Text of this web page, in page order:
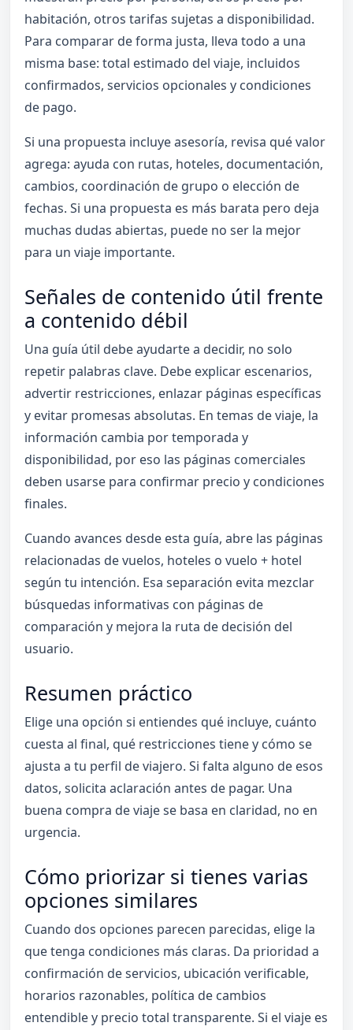
habitación, otros tarifas sujetas a disponibilidad.
Para comparar de forma justa, lleva todo a una
misma base: total estimado del viaje, incluidos
confirmados, servicios opcionales y condiciones
de pago.
Si una propuesta incluye asesoría, revisa qué valor
agrega: ayuda con rutas, hoteles, documentación,
cambios, coordinación de grupo o elección de
fechas. Si una propuesta es más barata pero deja
muchas dudas abiertas, puede no ser la mejor
para un viaje importante.
Señales de contenido útil frente
a contenido débil
Una guía útil debe ayudarte a decidir, no solo
repetir palabras clave. Debe explicar escenarios,
advertir restricciones, enlazar páginas específicas
y evitar promesas absolutas. En temas de viaje, la
información cambia por temporada y
disponibilidad, por eso las páginas comerciales
deben usarse para confirmar precio y condiciones
finales.
Cuando avances desde esta guía, abre las páginas
relacionadas de vuelos, hoteles o vuelo + hotel
según tu intención. Esa separación evita mezclar
búsquedas informativas con páginas de
comparación y mejora la ruta de decisión del
usuario.
Resumen práctico
Elige una opción si entiendes qué incluye, cuánto
cuesta al final, qué restricciones tiene y cómo se
ajusta a tu perfil de viajero. Si falta alguno de esos
datos, solicita aclaración antes de pagar. Una
buena compra de viaje se basa en claridad, no en
urgencia.
Cómo priorizar si tienes varias
opciones similares
Cuando dos opciones parecen parecidas, elige la
que tenga condiciones más claras. Da prioridad a
confirmación de servicios, ubicación verificable,
horarios razonables, política de cambios
entendible y precio total transparente. Si el viaje es